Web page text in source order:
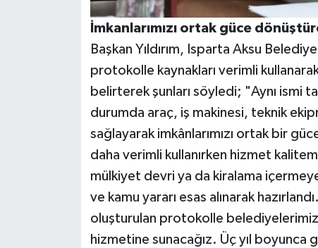
İmkanlarımızı ortak güce
Başkan Yıldırım, Isparta Aksu
protokolle kaynakları verimli
belirterek şunları söyledi; "Aynı ismi
durumda araç, iş makinesi, teknik
sağlayarak imkânlarımızı ortak bir
daha verimli kullanırken hizmet
mülkiyet devri ya da kiralama
ve kamu yararı esas alınarak
oluşturulan protokolle
hizmetine sunacağız. Üç yıl